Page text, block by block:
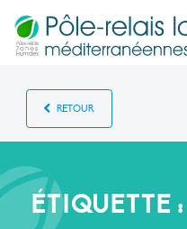
RETOUR
ÉTIQUETTE :